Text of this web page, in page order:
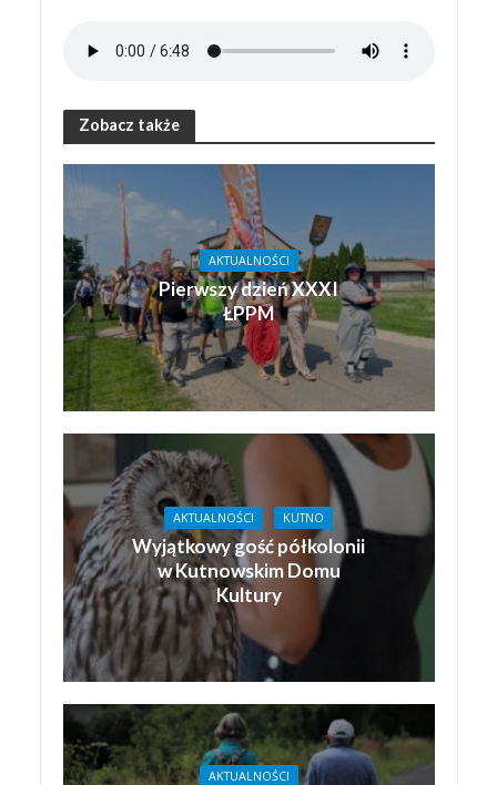
Zobacz także
AKTUALNOŚCI
Pierwszy dzień XXXI
ŁPPM
AKTUALNOŚCI KUTNO
Wyjątkowy gość półkolonii
w Kutnowskim Domu
Kultury
AKTUALNOŚCI